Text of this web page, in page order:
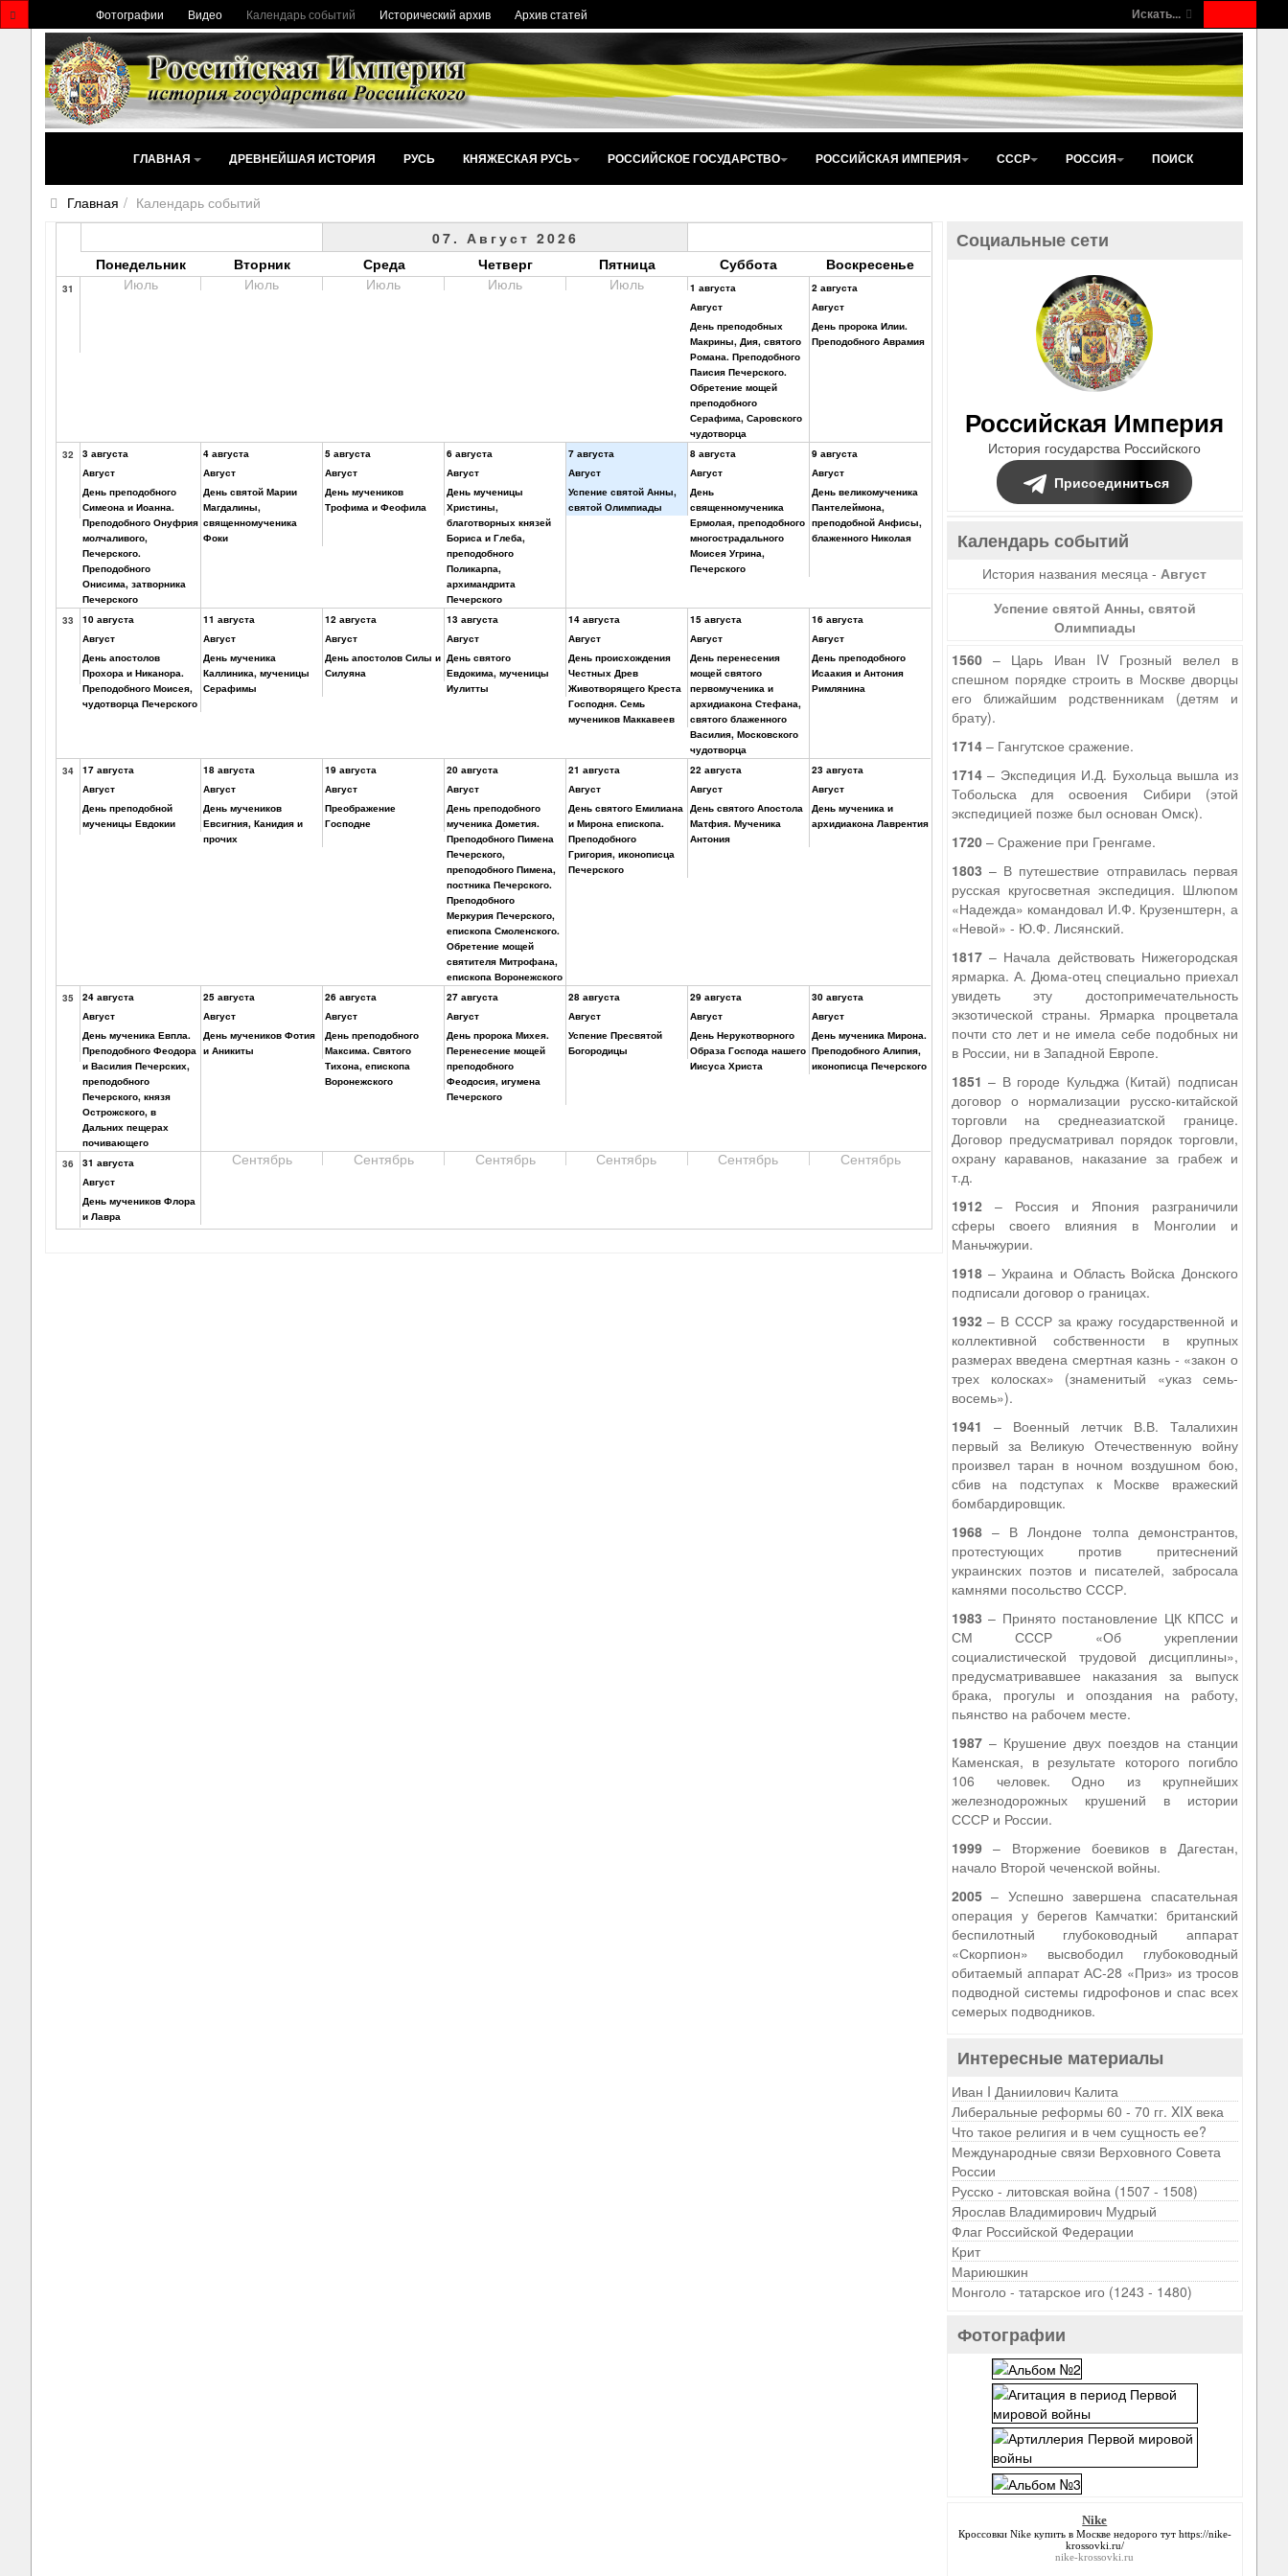
Искать...
Фотографии Видео Календарь событий Исторический архив Архив статей
ГЛАВНАЯ ДРЕВНЕЙШАЯ ИСТОРИЯ РУСЬ КНЯЖЕСКАЯ РУСЬ РОССИЙСКОЕ ГОСУДАРСТВО РОССИЙСКАЯ ИМПЕРИЯ СССР РОССИЯ ПОИСК
Главная
Календарь событий
07. Август 2026
Понедельник
Вторник Среда Четверг Пятница Суббота Воскресенье
31 Июль Июль Июль Июль Июль
1 августа
Август
День преподобных
Макрины, Дия, святого
Романа. Преподобного
Паисия Печерского.
Обретение мощей
преподобного
Серафима, Саровского
чудотворца
2 августа
Август
День пророка Илии.
Преподобного Аврамия
32
3 августа
Август
День преподобного
Симеона и Иоанна.
Преподобного Онуфрия
молчаливого,
Печерского.
Преподобного
Онисима, затворника
Печерского
4 августа
Август
День святой Марии
Магдалины,
священномученика
Фоки
5 августа
Август
День мучеников
Трофима и Феофила
6 августа
Август
День мученицы
Христины,
благотворных князей
Бориса и Глеба,
преподобного
Поликарпа,
архимандрита
Печерского
7 августа
Август
Успение святой Анны,
святой Олимпиады
8 августа
Август
День
священномученика
Ермолая, преподобного
многострадального
Моисея Угрина,
Печерского
9 августа
Август
День великомученика
Пантелеймона,
преподобной Анфисы,
блаженного Николая
33
10 августа
Август
День апостолов
Прохора и Никанора.
Преподобного Моисея,
чудотворца Печерского
11 августа
Август
День мученика
Каллиника, мученицы
Серафимы
12 августа
Август
День апостолов Силы и
Силуяна
13 августа
Август
День святого
Евдокима, мученицы
Иулитты
14 августа
Август
День происхождения
Честных Древ
Животворящего Креста
Господня. Семь
мучеников Маккавеев
15 августа
Август
День перенесения
мощей святого
первомученика и
архидиакона Стефана,
святого блаженного
Василия, Московского
чудотворца
16 августа
Август
День преподобного
Исаакия и Антония
Римлянина
34
17 августа
Август
День преподобной
мученицы Евдокии
18 августа
Август
День мучеников
Евсигния, Канидия и
прочих
19 августа
Август
Преображение
Господне
20 августа
Август
День преподобного
мученика Дометия.
Преподобного Пимена
Печерского,
преподобного Пимена,
постника Печерского.
Преподобного
Меркурия Печерского,
епископа Смоленского.
Обретение мощей
святителя Митрофана,
епископа Воронежского
21 августа
Август
День святого Емилиана
и Мирона епископа.
Преподобного
Григория, иконописца
Печерского
22 августа
Август
День святого Апостола
Матфия. Мученика
Антония
23 августа
Август
День мученика и
архидиакона Лаврентия
35
24 августа
Август
День мученика Евпла.
Преподобного Феодора
и Василия Печерских,
преподобного
Печерского, князя
Острожского, в
Дальних пещерах
почивающего
25 августа
Август
День мучеников Фотия
и Аникиты
26 августа
Август
День преподобного
Максима. Святого
Тихона, епископа
Воронежского
27 августа
Август
День пророка Михея.
Перенесение мощей
преподобного
Феодосия, игумена
Печерского
28 августа
Август
Успение Пресвятой
Богородицы
29 августа
Август
День Нерукотворного
Образа Господа нашего
Иисуса Христа
30 августа
Август
День мученика Мирона.
Преподобного Алипия,
иконописца Печерского
36
31 августа
Август
День мучеников Флора
и Лавра
Сентябрь Сентябрь Сентябрь Сентябрь Сентябрь Сентябрь
Социальные сети
Российская Империя
История государства Российского
Присоединиться
Календарь событий
История названия месяца -Август
Успение святой Анны, святой
Олимпиады
1560– Царь Иван IV Грозный велел в
спешном порядке строить в Москве дворцы
его ближайшим родственникам (детям и
брату).
1714– Гангутское сражение.
1714– Экспедиция И.Д. Бухольца вышла из
Тобольска для освоения Сибири (этой
экспедицией позже был основан Омск).
1720– Сражение при Гренгаме.
1803 – В путешествие отправилась первая
русская кругосветная экспедиция. Шлюпом
«Надежда» командовал И.Ф. Крузенштерн, а
«Невой» - Ю.Ф. Лисянский.
1817– Начала действовать Нижегородская
ярмарка. А. Дюма-отец специально приехал
увидеть эту достопримечательность
экзотической страны. Ярмарка процветала
почти сто лет и не имела себе подобных ни
в России, ни в Западной Европе.
1851 – В городе Кульджа (Китай) подписан
договор о нормализации русско-китайской
торговли на среднеазиатской границе.
Договор предусматривал порядок торговли,
охрану караванов, наказание за грабеж и
т.д.
1912– Россия и Япония разграничили
сферы своего влияния в Монголии и
Маньчжурии.
1918– Украина и Область Войска Донского
подписали договор о границах.
1932– В СССР за кражу государственной и
коллективной собственности в крупных
размерах введена смертная казнь - «закон о
трех колосках» (знаменитый «указ семь-
восемь»).
1941 – Военный летчик В.В. Талалихин
первый за Великую Отечественную войну
произвел таран в ночном воздушном бою,
сбив на подступах к Москве вражеский
бомбардировщик.
1968– В Лондоне толпа демонстрантов,
протестующих против притеснений
украинских поэтов и писателей, забросала
камнями посольство СССР.
1983 – Принято постановление ЦК КПСС и
СМ СССР «Об укреплении
социалистической трудовой дисциплины»,
предусматривавшее наказания за выпуск
брака, прогулы и опоздания на работу,
пьянство на рабочем месте.
1987– Крушение двух поездов на станции
Каменская, в результате которого погибло
106 человек. Одно из крупнейших
железнодорожных крушений в истории
СССР и России.
1999– Вторжение боевиков в Дагестан,
начало Второй чеченской войны.
2005– Успешно завершена спасательная
операция у берегов Камчатки: британский
беспилотный глубоководный аппарат
«Скорпион» высвободил глубоководный
обитаемый аппарат АС-28 «Приз» из тросов
подводной системы гидрофонов и спас всех
семерых подводников.
Интересные материалы
Иван I Даниилович Калита
Либеральные реформы 60 - 70 гг. XIX века
Что такое религия и в чем сущность ее?
Международные связи Верховного Совета
России
Русско - литовская война (1507 - 1508)
Ярослав Владимирович Мудрый
Флаг Российской Федерации
Крит
Мариюшкин
Монголо - татарское иго (1243 - 1480)
Фотографии
Nike
Кроссовки Nikeкупить в Москве недорого тут https://nike-
krossovki.ru/
nike-krossovki.ru